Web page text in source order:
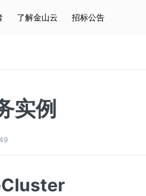
了解金山云 招标公告
实例